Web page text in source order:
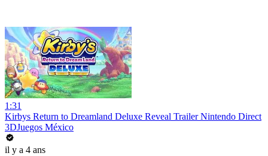
1:31
Kirbys Return to Dreamland Deluxe Reveal Trailer Nintendo Direct
3DJuegos México
il y a 4 ans